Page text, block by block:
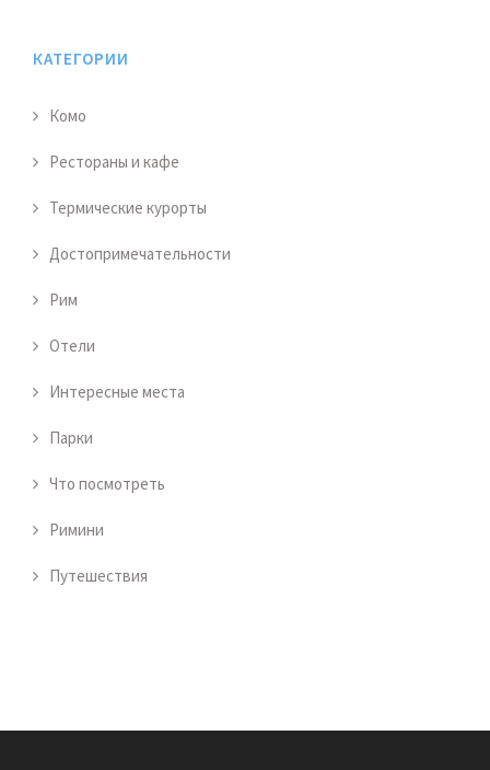
КАТЕГОРИИ
Комо
Рестораны и кафе
Термические курорты
Достопримечательности
Рим
Отели
Интересные места
Парки
Что посмотреть
Римини
Путешествия